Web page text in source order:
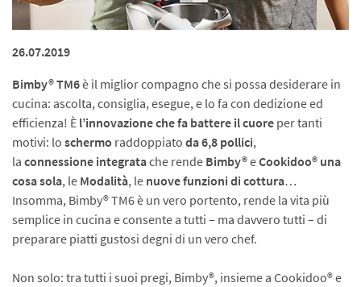
26.07.2019
Bimby® TM6è il miglior compagno che si possa desiderare in
cucina: ascolta, consiglia, esegue, e lo fa con dedizione ed
efficienza! È l’innovazioneche fa battere il cuore per tanti
motivi: lo schermo raddoppiato da 6,8 pollici,
la connessione integratache rende Bimby®eCookidoo® una
cosa sola, le Modalità, le nuovefunzioni di cottura…
Insomma, Bimby® TM6 è un vero portento, rende la vita più
semplice in cucina e consente a tutti – ma davvero tutti – di
preparare piatti gustosi degni di un vero chef.
Non solo: tra tutti i suoi pregi, Bimby®, insieme a Cookidoo® e